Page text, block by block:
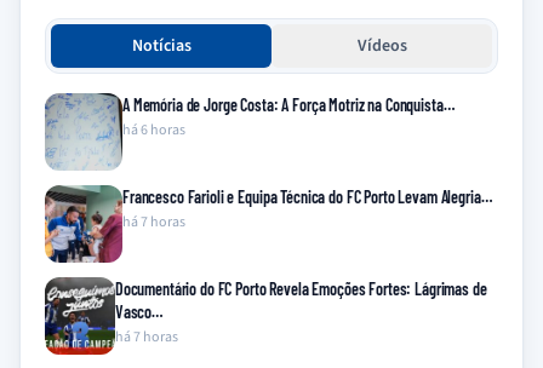
Notícias Vídeos
A Memória de Jorge Costa: A Força Motriz na Conquista…
há 6 horas
Francesco Farioli e Equipa Técnica do FC Porto Levam Alegria…
há 7 horas
Documentário do FC Porto Revela Emoções Fortes: Lágrimas de
Vasco…
há 7 horas